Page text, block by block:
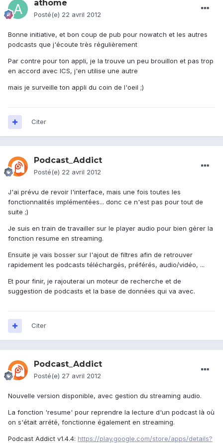
athome
Posté(e) 22 avril 2012
Bonne initiative, et bon coup de pub pour nowatch et les autres
podcasts que j'écoute très régulièrement
Par contre pour ton appli, je la trouve un peu brouillon et pas trop
en accord avec ICS, j'en utilise une autre
mais je surveille ton appli du coin de l'oeil ;)
Citer
Podcast_Addict
Posté(e) 22 avril 2012
J'ai prévu de revoir l'interface, mais une fois toutes les
fonctionnalités implémentées... donc ce n'est pas pour tout de
suite ;)
Je suis en train de travailler sur le player audio pour bien gérer la
fonction resume en streaming.
Ensuite je vais bosser sur l'ajout de filtres afin de retrouver
rapidement les podcasts téléchargés, préférés, audio/vidéo, ...
Et pour finir, je rajouterai un moteur de recherche et de
suggestion de podcasts et la base de données qui va avec.
Citer
Podcast_Addict
Posté(e) 27 avril 2012
Nouvelle version disponible, avec gestion du streaming audio.
La fonction 'resume' pour reprendre la lecture d'un podcast là où
on s'était arrété, fonctionne également en streaming.
Podcast Addict v1.4.4: https://play.google.com/store/apps/details?